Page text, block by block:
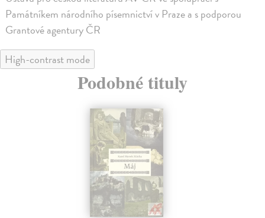
Památníkem národního písemnictví v Praze a s podporou
Grantové agentury ČR
High-contrast mode
Podobné tituly